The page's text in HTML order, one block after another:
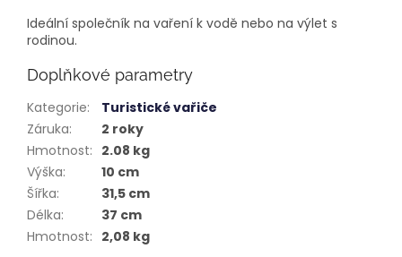
Ideální společník na vaření k vodě nebo na výlet s
rodinou.
Doplňkové parametry
Kategorie:
Turistické vařiče
Záruka:
2 roky
Hmotnost: 2.08 kg
Výška:
10 cm
Šířka:
31,5 cm
Délka:
37 cm
Hmotnost: 2,08 kg